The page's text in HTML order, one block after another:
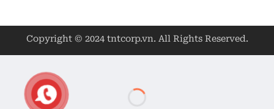
Copyright © 2024 tntcorp.vn. All Rights Reserved.